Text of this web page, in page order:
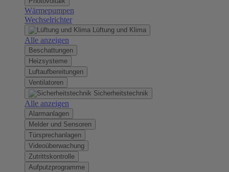
Wärmepumpen
Wechselrichter
Lüftung und Klima
Alle anzeigen
Beschattungen
Heizsysteme
Luftaufbereitungen
Ventilatoren
Sicherheitstechnik
Alle anzeigen
Alarmanlagen
Melder und Sensoren
Türsprechanlagen
Videoüberwachung
Zutrittskontrolle
Aufputzprogramme